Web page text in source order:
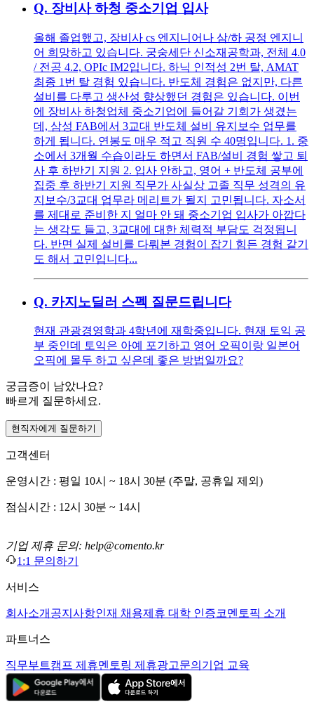
Q. 장비사 하청 중소기업 입사
올해 졸업했고, 장비사 cs 엔지니어나 삼/하 공정 엔지니
어 희망하고 있습니다. 궁숭세단 신소재공학과, 전체 4.0
/ 전공 4.2, OPIc IM2입니다. 하닉 인적성 2번 탈, AMAT
최종 1번 탈 경험 있습니다. 반도체 경험은 없지만, 다른
설비를 다루고 생산성 향상했던 경험은 있습니다. 이번
에 장비사 하청업체 중소기업에 들어갈 기회가 생겼는
데, 삼성 FAB에서 3교대 반도체 설비 유지보수 업무를
하게 됩니다. 연봉도 매우 적고 직원 수 40명입니다. 1. 중
소에서 3개월 수습이라도 하면서 FAB/설비 경험 쌓고 퇴
사 후 하반기 지원 2. 입사 안하고, 영어 + 반도체 공부에
집중 후 하반기 지원 직무가 사실상 고졸 직무 성격의 유
지보수/3교대 업무라 메리트가 될지 고민됩니다. 자소서
를 제대로 준비한 지 얼마 안 돼 중소기업 입사가 아깝다
는 생각도 들고, 3교대에 대한 체력적 부담도 걱정됩니
다. 반면 실제 설비를 다뤄본 경험이 잡기 힘든 경험 같기
도 해서 고민입니다...
Q. 카지노딜러 스펙 질문드립니다
현재 관광경영학과 4학년에 재학중입니다. 현재 토익 공
부 중인데 토익은 아예 포기하고 영어 오픽이랑 일본어
오픽에 몰두 하고 싶은데 좋은 방법일까요?
궁금증이 남았나요?
빠르게 질문하세요.
현직자에게 질문하기
고객센터
운영시간 : 평일 10시 ~ 18시 30분 (주말, 공휴일 제외)
점심시간 : 12시 30분 ~ 14시
기업 제휴 문의: help@comento.kr
1:1 문의하기
서비스
회사소개 공지사항인재 채용제휴 대학 인증코멘토픽 소개
파트너스
직무부트캠프 제휴멘토링 제휴광고문의 기업 교육